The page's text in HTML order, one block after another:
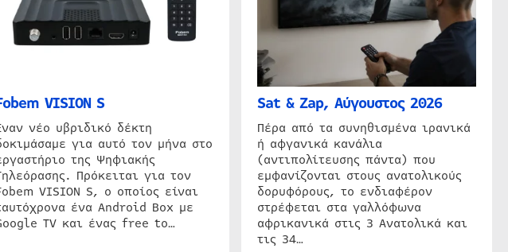
VISION S
νέο υβριδικό δέκτη
για αυτό τον μήνα στο
της Ψηφιακής
Πρόκειται για τον
VISION S, ο οποίος είναι
ένα Android Box με
TV και ένας free to…
Sat & Zap, Αύγουστος 2026
Πέρα από τα συνηθισμένα ιρανικά
ή αφγανικά κανάλια
(αντιπολίτευσης πάντα) που
εμφανίζονται στους ανατολικούς
δορυφόρους, το ενδιαφέρον
στρέφεται στα γαλλόφωνα
αφρικανικά στις 3 Ανατολικά και
τις 34…